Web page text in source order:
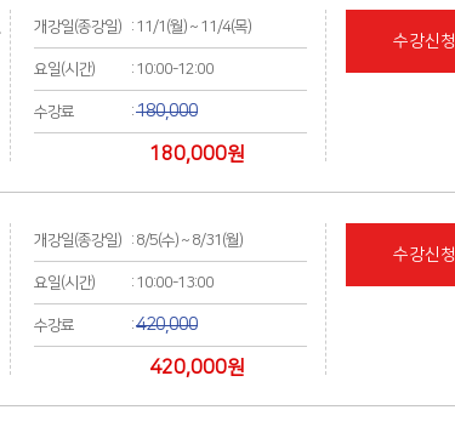
개강일(종강일) : 11/1(월) ~ 11/4(목)
요일(시간) : 10:00-12:00
수강료 :180,000
180,000원
수강신청
개강일(종강일) : 8/5(수) ~ 8/31(월)
요일(시간) : 10:00-13:00
수강료 :420,000
420,000원
수강신청